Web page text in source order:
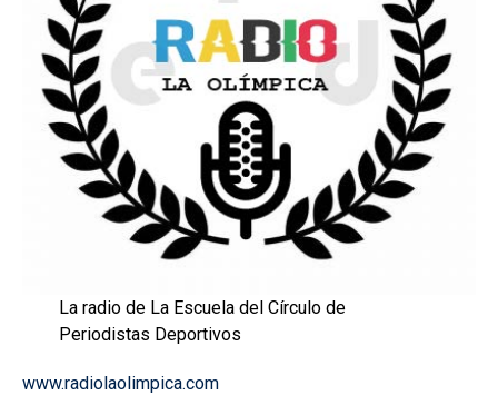
La radio de La Escuela del Círculo de
Periodistas Deportivos
www.radiolaolimpica.com